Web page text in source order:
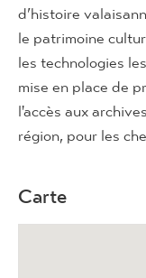
d’histoire
le patrimoine
les technologies
mise en place de
l'accès aux
région, pour les
Carte